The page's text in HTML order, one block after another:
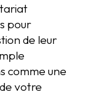
pour
de leur
comme une
votre